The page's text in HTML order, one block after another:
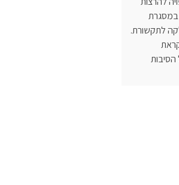
- במסגרת
לתקשורת.